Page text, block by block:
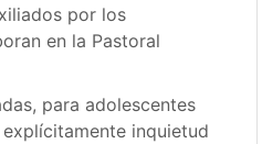
por los
en la Pastoral
para adolescentes
inquietud